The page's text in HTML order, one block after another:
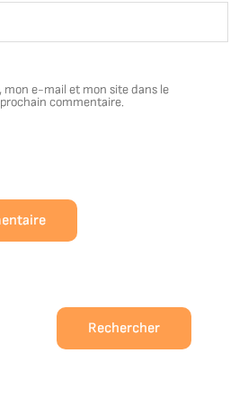
mon e-mail et mon site dans le
commentaire.
Rechercher